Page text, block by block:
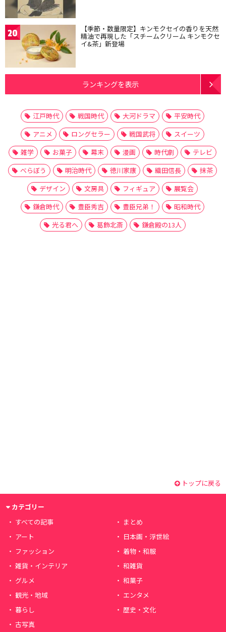
20 【季節・数量限定】キンモクセイの香りを天然
精油で再現した「スチームクリーム キンモクセ
イ&茶」新登場
ランキングを表示
江戸時代 戦国時代 大河ドラマ
平安時代
アニメ
ロングセラー 戦国武将
スイーツ
雑学
お菓子 幕末 漫画 時代劇
テレビ
べらぼう
明治時代 徳川家康 織田信長
抹茶
デザイン
文房具 フィギュア
展覧会
鎌倉時代
豊臣秀吉 豊臣兄弟！
昭和時代
光る君へ
葛飾北斎 鎌倉殿の13人
トップに戻る
カテゴリー
すべての記事
まとめ
アート
日本画・浮世絵
ファッション
着物・和服
雑貨・インテリア
和雑貨
グルメ
和菓子
観光・地域
エンタメ
暮らし
歴史・文化
古写真